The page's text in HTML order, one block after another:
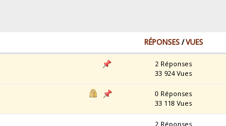
RÉPONSES/VUES
2 Réponses
33 924 Vues
0 Réponses
33 118 Vues